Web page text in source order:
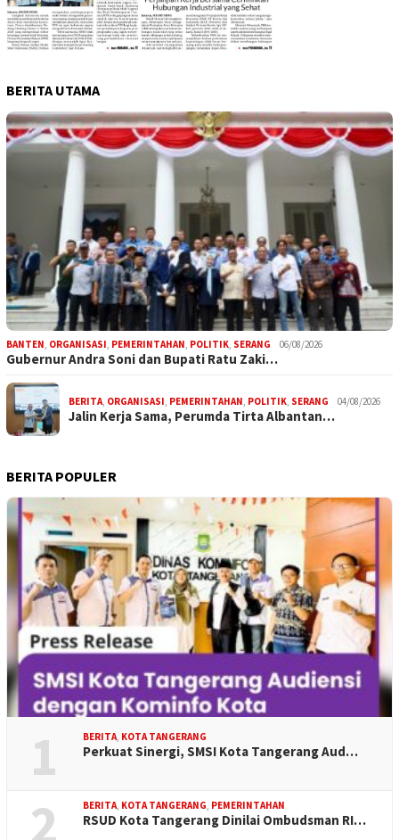
BERITA UTAMA
BANTEN ORGANISASI PEMERINTAHAN POLITIK SERANG 06/08/2026
Gubernur Andra Soni dan Bupati Ratu Zaki…
BERITA ORGANISASI PEMERINTAHAN POLITIK SERANG 04/08/2026
Jalin Kerja Sama, Perumda Tirta Albantan…
BERITA POPULER
1 BERITA KOTA TANGERANG
Perkuat Sinergi, SMSI Kota Tangerang Aud…
2 BERITA KOTA TANGERANG PEMERINTAHAN
RSUD Kota Tangerang Dinilai Ombudsman RI…